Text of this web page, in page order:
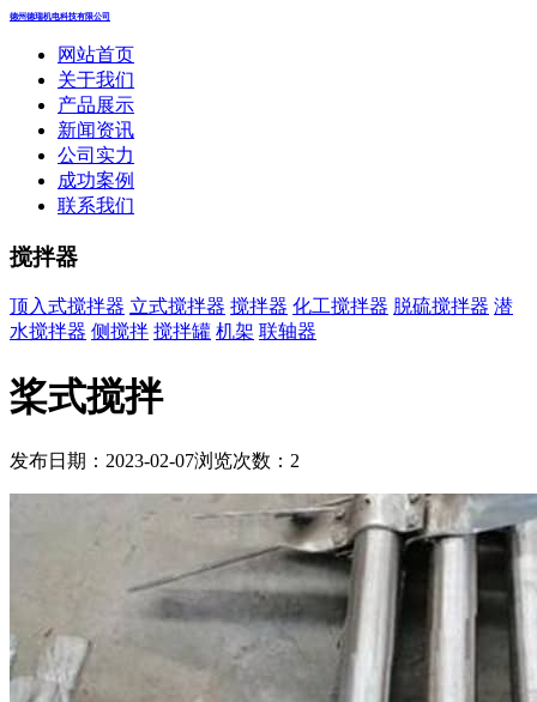
德州德瑞机电科技有限公司
网站首页
关于我们
产品展示
新闻资讯
公司实力
成功案例
联系我们
搅拌器
顶入式搅拌器 立式搅拌器 搅拌器 化工搅拌器 脱硫搅拌器 潜
水搅拌器 侧搅拌 搅拌罐 机架 联轴器
桨式搅拌
发布日期：2023-02-07浏览次数： 2